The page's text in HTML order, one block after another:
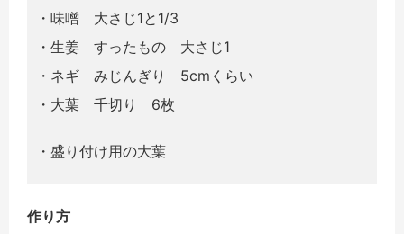
・味噌 大さじ1と1/3
・生姜 すったもの 大さじ1
・ネギ みじんぎり 5cmくらい
・大葉 千切り 6枚
・盛り付け用の大葉
作り方